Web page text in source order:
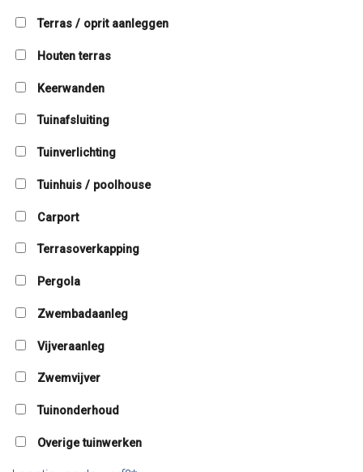
Terras / oprit aanleggen
Houten terras
Keerwanden
Tuinafsluiting
Tuinverlichting
Tuinhuis / poolhouse
Carport
Terrasoverkapping
Pergola
Zwembadaanleg
Vijveraanleg
Zwemvijver
Tuinonderhoud
Overige tuinwerken